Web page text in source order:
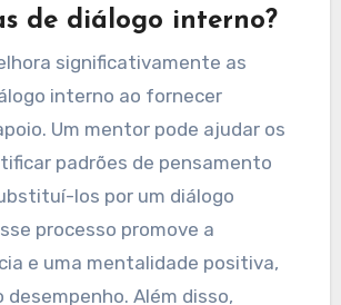
únicos que ressoem com suas
ajudar a regular as emoções,
interno melhorado.
pode melhorar
de diálogo interno?
significativamente as
interno ao fornecer